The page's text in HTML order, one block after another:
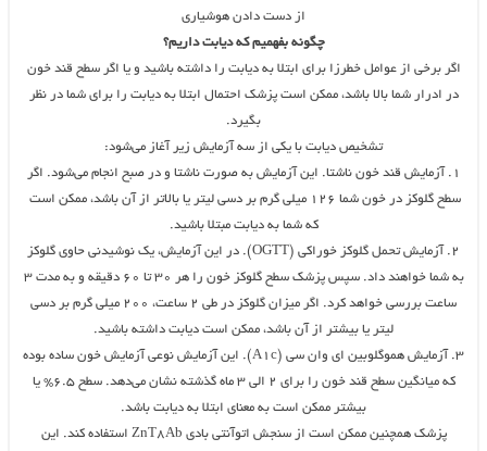
از دست دادن هوشیاری
چگونه بفهمیم که دیابت داریم؟
اگر برخی از عوامل خطرزا برای ابتلا به دیابت را داشته باشید و یا اگر سطح قند خون
در ادرار شما بالا باشد، ممکن است پزشک احتمال ابتلا به دیابت را برای شما در نظر
بگیرد.
تشخیص دیابت با یکی از سه آزمایش زیر آغاز می‌شود:
۱. آزمایش قند خون ناشتا. این آزمایش به صورت ناشتا و در صبح انجام می‌شود. اگر
سطح گلوکز در خون شما ۱۲۶ میلی گرم بر دسی لیتر یا بالاتر از آن باشد، ممکن است
که شما به دیابت مبتلا باشید.
۲. آزمایش تحمل گلوکز خوراکی (OGTT). در این آزمایش، یک نوشیدنی حاوی گلوکز
به شما خواهند داد. سپس پزشک سطح گلوکز خون را هر ۳۰ تا ۶۰ دقیقه و به مدت ۳
ساعت بررسی خواهد کرد. اگر میزان گلوکز در طی ۲ ساعت، ۲۰۰ میلی گرم بر دسی
لیتر یا بیشتر از آن باشد، ممکن است دیابت داشته باشید.
۳. آزمایش هموگلوبین‌ ای وان سی (A1c). این آزمایش نوعی آزمایش خون ساده بوده
که میانگین سطح قند خون را برای ۲ الی ۳ ماه گذشته نشان می‌دهد. سطح ۶.۵% یا
بیشتر ممکن است به معنای ابتلا به دیابت باشد.
پزشک همچنین ممکن است از سنجش اتوآنتی بادی ZnT۸Ab استفاده کند. این